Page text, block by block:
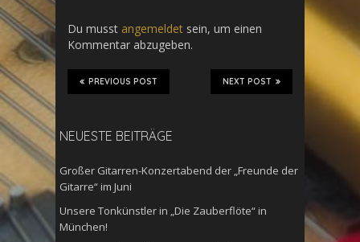
Du musst angemeldet sein, um einen
Kommentar abzugeben.
NEXT POST
PREVIOUS POST
NEUESTE BEITRÄGE
Großer Gitarren-Konzertabend der „Freunde der
Gitarre“ im Juni
Unsere Tonkünstler in „Die Zauberflöte“ in
München!